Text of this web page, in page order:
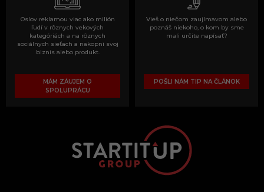
Oslov reklamou viac ako milión
ľudí v rôznych vekových
kategóriách a na rôznych
sociálnych sieťach a nakopni svoj
biznis alebo produkt.
MÁM ZÁUJEM O
SPOLUPRÁCU
Vieš o niečom zaujímavom alebo
poznáš niekoho, o kom by sme
mali určite napísať?
POŠLI NÁM TIP NA ČLÁNOK